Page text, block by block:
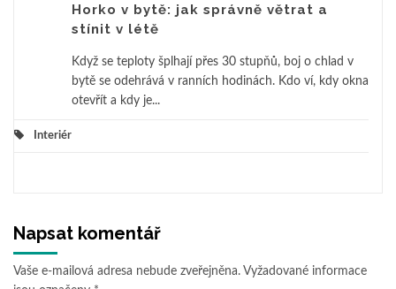
Horko v bytě: jak správně větrat a
stínit v létě
Když se teploty šplhají přes 30 stupňů, boj o chlad v
bytě se odehrává v ranních hodinách. Kdo ví, kdy okna
otevřít a kdy je...
Interiér
Napsat komentář
Vaše e-mailová adresa nebude zveřejněna. Vyžadované informace